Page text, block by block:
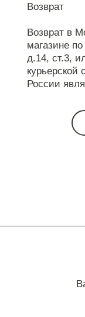
Возврат
Возврат в
магазине
д.14, ст.3,
курьерской
России